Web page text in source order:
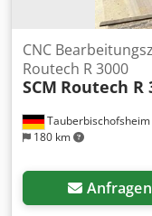
Tauberbischofsheim
180 km
CNC
Routech R 3000
SCM Routech R
Anfragen